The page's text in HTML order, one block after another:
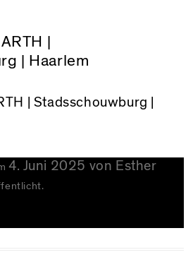
|
| Haarlem
| Stadsschouwburg |
4. Juni 2025 von Esther